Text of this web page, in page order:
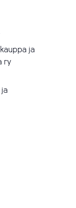
ja
ry
ja